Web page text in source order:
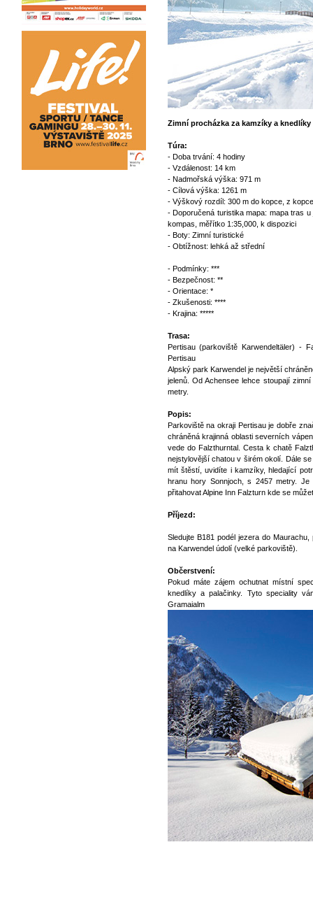
Zimní procházka za kamzíky a knedlíky
Túra:
- Doba trvání: 4 hodiny
- Vzdálenost: 14 km
- Nadmořská výška: 971 m
- Cílová výška: 1261 m
- Výškový rozdíl: 300 m do kopce, z
- Doporučená turistika mapa: mapa tras
kompas, měřítko 1:35,000, k dispozici
- Boty: Zimní turistické
- Obtížnost: lehká až střední
- Podmínky: ***
- Bezpečnost: **
- Orientace: *
- Zkušenosti: ****
- Krajina: *****
Trasa:
Pertisau (parkoviště Karwendeltäler) -
Pertisau
Alpský park Karwendel je největší
jelenů. Od Achensee lehce stoupají
metry.
Popis:
Parkoviště na okraji Pertisau je dobře
chráněná krajinná oblasti severních
vede do Falzthurntal. Cesta k chatě
nejstylovější chatou v širém okolí. Dále
mít štěstí, uvidíte i kamzíky, hledající
hranu hory Sonnjoch, s 2457 metry.
přitahovat Alpine Inn Falzturn kde se
Příjezd:
Sledujte B181 podél jezera do
na Karwendel údolí (velké parkoviště).
Občerstvení:
Pokud máte zájem ochutnat místní
knedlíky a palačinky. Tyto speciality
Gramaialm